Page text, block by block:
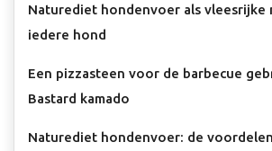
Naturediet hondenvoer als vleesrijke
iedere hond
Een pizzasteen voor de barbecue
Bastard kamado
Naturediet hondenvoer: de